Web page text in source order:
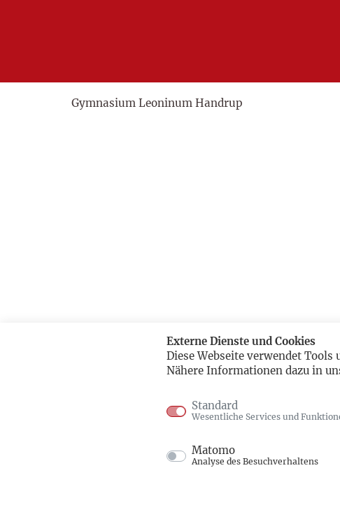
Gymnasium Leoninum Handrup
Externe Dienste und Cookies
Diese Webseite verwendet
Nähere Informationen dazu in
Standard
Wesentliche Services und
Matomo
Analyse des Besuchverhaltens